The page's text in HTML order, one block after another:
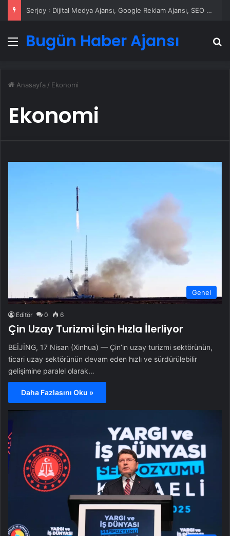
Serjoy : Dijital Medya Ajansı, Google Reklam Ajansı, SEO Ajansı ve Web Tasarım Ajansı
Menü
Bugün Haber Ajansı
Anasayfa / Ekonomi
Ekonomi
Genel
Editör 0 6
Çin Uzay Turizmi İçin Hızla İlerliyor
BEİJİNG, 17 Nisan (Xinhua) — Çin’in uzay turizmi sektörünün,
ticari uzay sektörünün devam eden hızlı ve sürdürülebilir
gelişimine paralel olarak…
Daha Fazlasını Oku »